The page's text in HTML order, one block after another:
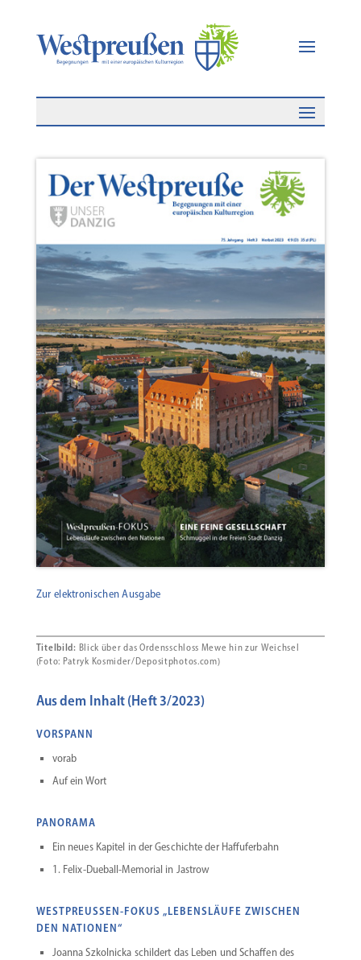
Zur elektronischen Ausgabe
Titelbild: Blick über das Ordensschloss Mewe hin zur Weichsel
(Foto: Patryk Kosmider/Depositphotos.com)
Aus dem Inhalt (Heft 3/2023)
VORSPANN
vorab
Auf ein Wort
PANORAMA
Ein neues Kapitel in der Geschichte der Haffuferbahn
1. Felix-Dueball-Memorial in Jastrow
WESTPREUSSEN-FOKUS „LEBENSLÄUFE ZWISCHEN
DEN NATIONEN“
Joanna Szkol­nicka schildert das Leben und Schaffen des